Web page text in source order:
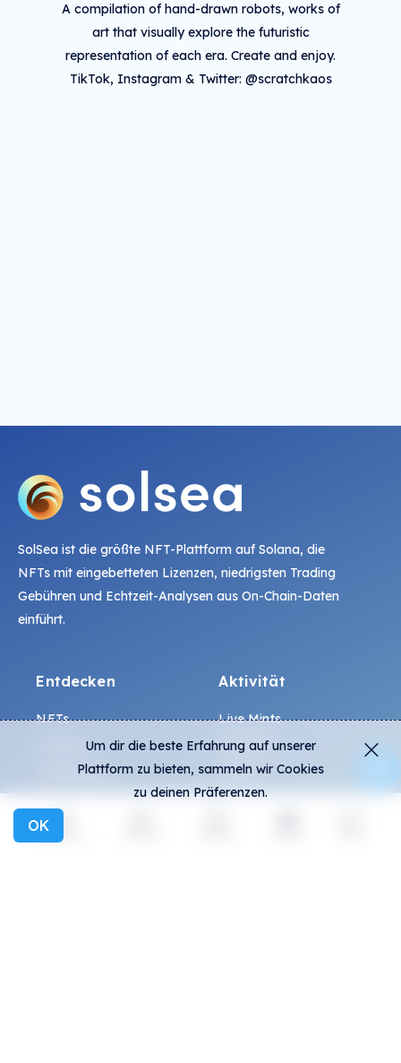
Entdecken
A compilation of hand-drawn robots, works of
art that visually explore the futuristic
representation of each era. Create and enjoy.
TikTok, Instagram & Twitter: @scratchkaos
SolSea ist die größte NFT-Plattform auf Solana, die
NFTs mit eingebetteten Lizenzen, niedrigsten Trading
Gebühren und Echtzeit-Analysen aus On-Chain-Daten
einführt.
Entdecken
NFTs
Creators
Kollektionen
Ausstellungen
Aktivität
Live Mints
Aktivität
Charts
Allgemein
Um dir die beste Erfahrung auf unserer
Plattform zu bieten, sammeln wir Cookies
zu deinen Präferenzen.
OK